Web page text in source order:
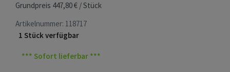
Grundpreis 447,80 € / Stück
Artikelnummer: 118717
1 Stück verfügbar
*** Sofort lieferbar ***